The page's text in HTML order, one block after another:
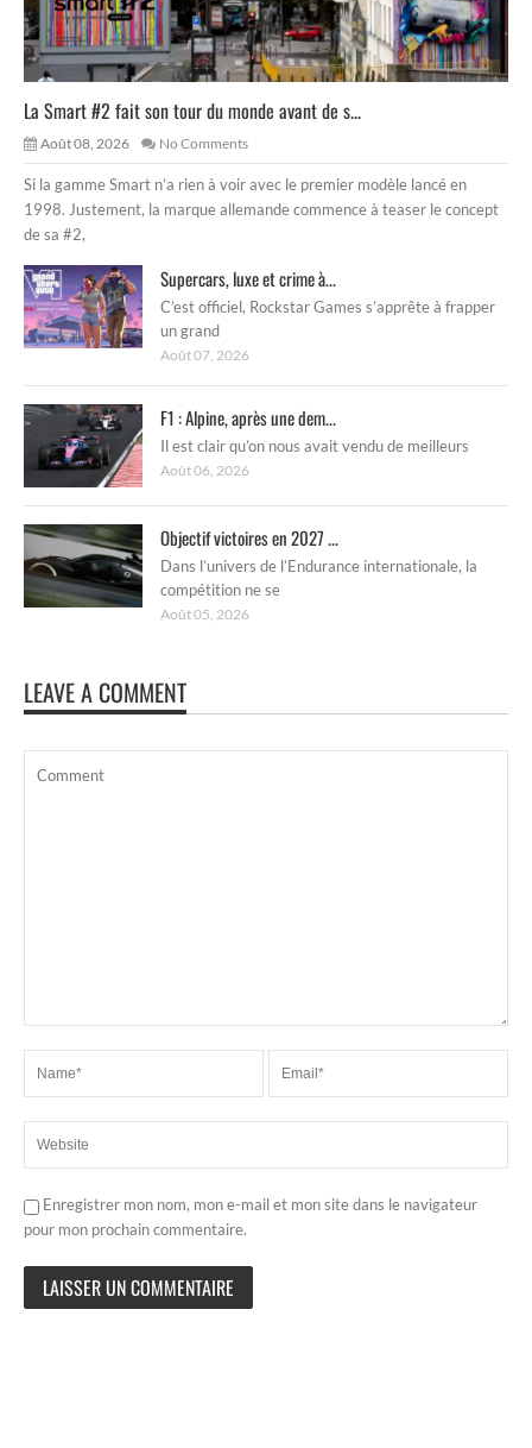
La Smart #2 fait son tour du monde avant de s...
Août 08, 2026 No Comments
Si la gamme Smart n’a rien à voir avec le premier modèle lancé en
1998. Justement, la marque allemande commence à teaser le concept
de sa #2,
Supercars, luxe et crime à...
C’est officiel, Rockstar Games s’apprête à frapper
un grand
Août 07, 2026
F1 : Alpine, après une dem...
Il est clair qu’on nous avait vendu de meilleurs
Août 06, 2026
Objectif victoires en 2027 ...
Dans l’univers de l’Endurance internationale, la
compétition ne se
Août 05, 2026
LEAVE A COMMENT
Enregistrer mon nom, mon e-mail et mon site dans le navigateur
pour mon prochain commentaire.